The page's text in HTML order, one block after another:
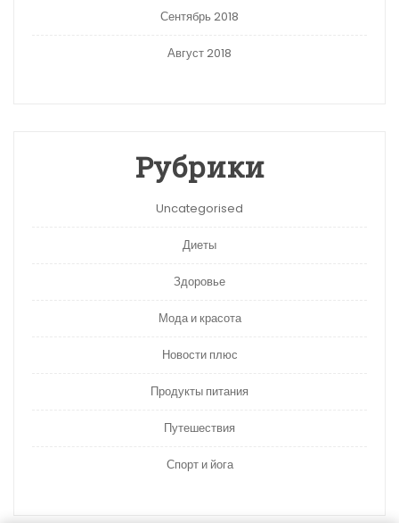
Сентябрь 2018
Август 2018
Рубрики
Uncategorised
Диеты
Здоровье
Мода и красота
Новости плюс
Продукты питания
Путешествия
Спорт и йога